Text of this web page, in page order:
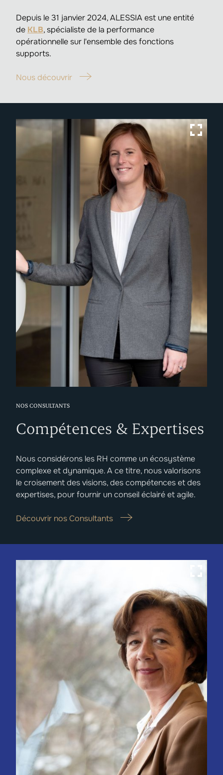
Depuis le 31 janvier 2024, ALESSIA est une entité
de KLB, spécialiste de la performance
opérationnelle sur l'ensemble des fonctions
supports.
Nous découvrir
NOS CONSULTANTS
Compétences & Expertises
Nous considérons les RH comme un écosystème
complexe et dynamique. A ce titre, nous valorisons
le croisement des visions, des compétences et des
expertises, pour fournir un conseil éclairé et agile.
Découvrir nos Consultants